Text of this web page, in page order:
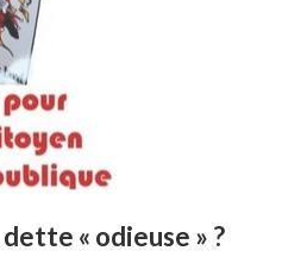
« odieuse » ?